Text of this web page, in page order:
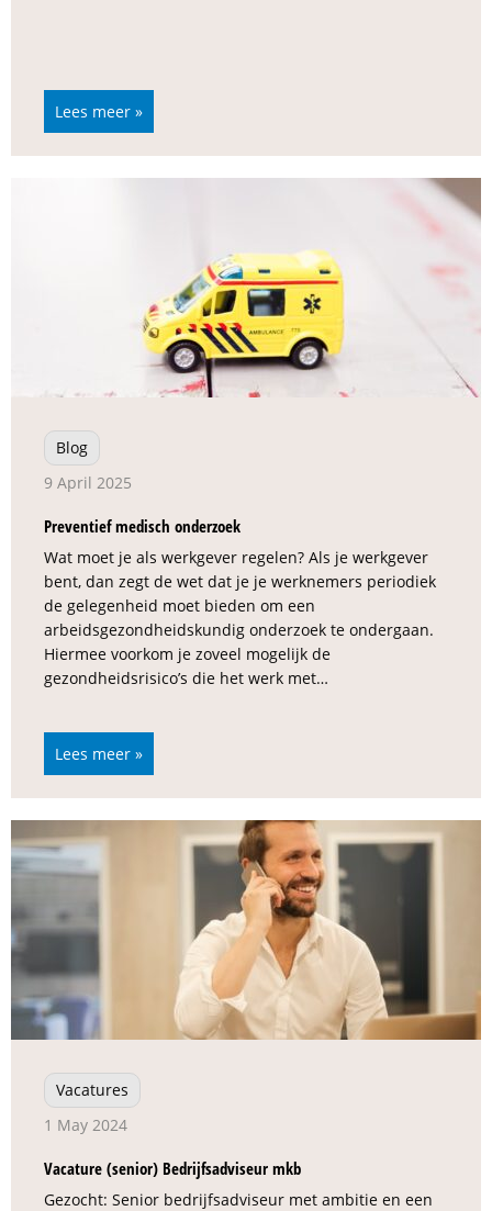
Lees meer »
Blog
9 April 2025
Preventief medisch onderzoek
Wat moet je als werkgever regelen? Als je werkgever
bent, dan zegt de wet dat je je werknemers periodiek
de gelegenheid moet bieden om een
arbeidsgezondheidskundig onderzoek te ondergaan.
Hiermee voorkom je zoveel mogelijk de
gezondheidsrisico’s die het werk met…
Lees meer »
Vacatures
1 May 2024
Vacature (senior) Bedrijfsadviseur mkb
Gezocht: Senior bedrijfsadviseur met ambitie en een